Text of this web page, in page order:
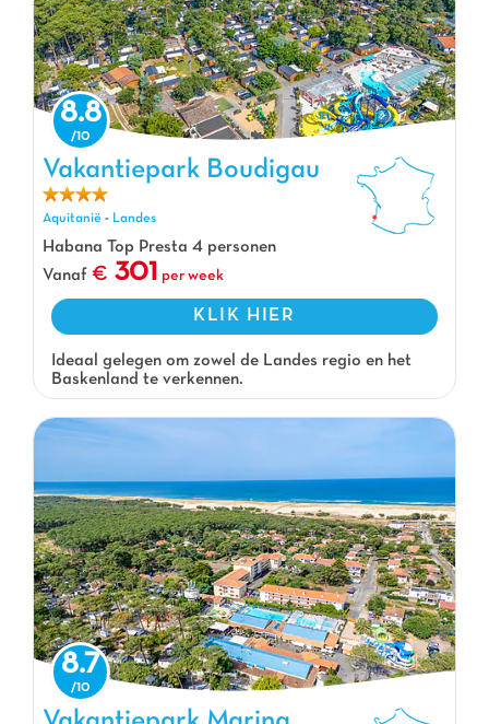
Vakantiepark Boudigau, Vakantiepark Aquitanië
8.8
Vakantiepark Boudigau
Aquitanië - Landes
Habana Top Presta 4 personen
Vanaf
301 per week
KLIK HIER
Ideaal gelegen om zowel de Landes regio en het
Baskenland te verkennen.
8.7